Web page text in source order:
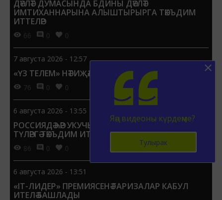
ДӘҮЛӘТ ДУМАСЫНДА БДИНЫ ДӘҮЛӘТ
ИМТИХАННАРЫНА АЛЫШТЫРЫРГА ТӘКЪДИМ
ИТТЕЛӘР
66 0 0
7 августа 2026 - 12:57
«ҮЗ ТЕЛЕМ» НӘТИҖӘЛӘРЕ БИЛГЕЛЕ
76 0 0
6 августа 2026 - 13:55
РОССИЯДӘ ҺӘР УКУЧЫГА 1 СЕНТЯБРЬГӘ 15 МЕҢ СУМ
ТҮЛӘРГӘ ТӘКЪДИМ ИТТЕЛӘР
86 0 0
6 августа 2026 - 13:51
«IT-ЛИДЕР» ПРЕМИЯСЕНӘ ГАРИЗАЛАР КАБУЛ
ИТЕЛӘ БАШЛАДЫ
Яңа видеоны күрдеңме?
Тулырак